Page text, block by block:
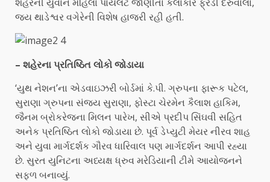
જય થાડેશ્વર વગેરેની વિશેષ હાજરી રહી હતી.
– શહેરના પ્રતિષ્ઠિત લોકો જોડાયા
‘યુથ નેશન’ના એડવાઇઝરી બોર્ડમાં કે.પી. ગ્રુપના ફારૂક પટેલ,
સુરાણા ગ્રુપના સંજય સુરાણા, ફોસ્ટા ચેરમેન કૈલાશ હાકિમ,
જૈનમ બ્રોકરેજના મિલન પારેખ, સીએ પ્રદીપ સિંઘવી સહિત
અનેક પ્રતિષ્ઠિત લોકો જોડાયા છે. પૂર્વ ડેપ્યુટી મેયર નીરવ શાહ
અને યુવા માર્ગદર્શક ગૌરવ ધારિવાલ પણ માર્ગદર્શન આપી રહ્યા
છે. સુરત યુનિટના અધ્યક્ષ ધ્રુવ મરેડિયાની ટીમે આયોજનને
સફળ બનાવ્યું.